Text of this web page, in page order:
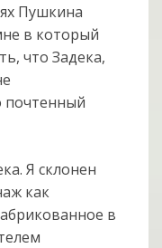
Пушкина
в который
что Задека,
почтенный
Я склонен
как
в